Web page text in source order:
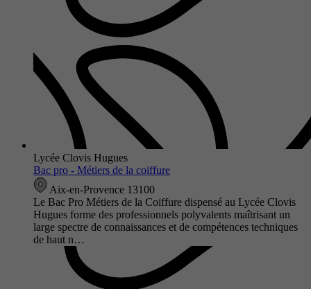
Lycée Clovis Hugues
Bac pro - Métiers de la coiffure
Aix-en-Provence 13100
Le Bac Pro Métiers de la Coiffure dispensé au Lycée Clovis
Hugues forme des professionnels polyvalents maîtrisant un
large spectre de connaissances et de compétences techniques
de haut n…